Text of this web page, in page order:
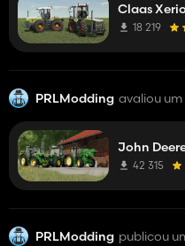
Claas
18 219
PRLModding avaliou
John
42 315
PRLModding publicou